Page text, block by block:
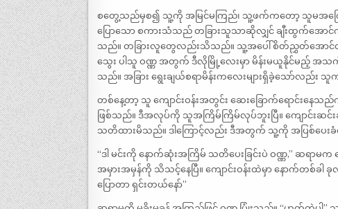
စတွေ့သည်မှစ၍ သူ့ကို အမြင်မကြည်၊ သူ့ဖက်ကတော့ သူမအကြ
ပြောသော စကားသံသည် တခြားသူသာဆိုလျှင် ချီးထွက်အေ
သည်။ တခြားလူတွေလည်းသိသည်။ သူ့အပေါ် စိတ်ညွှတ်အောင်လ
သွေး ပါသူ ဝဏ္ဏ အတွက် ဒီလိုမြို့လေးမှာ မိန်းမယူနိုင်မည့် အ
သည်။ အခြား ရွေးချယ်စရာမိန်းကလေးများရှိခဲ့သော်လည်
တစ်နေ့တာ့ သူ ကျောင်းဝန်းအတွင်း ဆေးခြောက်ရောင်းန
ဖြစ်သည်။ ဒီအလုပ်ကို သူအကြိမ်ကြိမ်လုပ်ဘူးပြီ။ ကျောင်း
သတိထားမိသည်။ ဒါကြောင့်လည်း ဒီအတွက် သူ့ကို အပြစ်ပေး
“ဒါ မင်းကို နောက်ဆုံးအကြိမ် သတိပေးခြင်းပဲ ဝဏ္ဏ,” ဆရ
အမှားအမှန်ကို သိသင့်နေပြီ။ ကျောင်းဝန်းထဲမှာ နောက်တစ်ခါ
ပြောတာ ရှင်းတယ်နော်”